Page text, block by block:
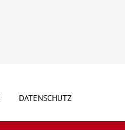
DATENSCHUTZ